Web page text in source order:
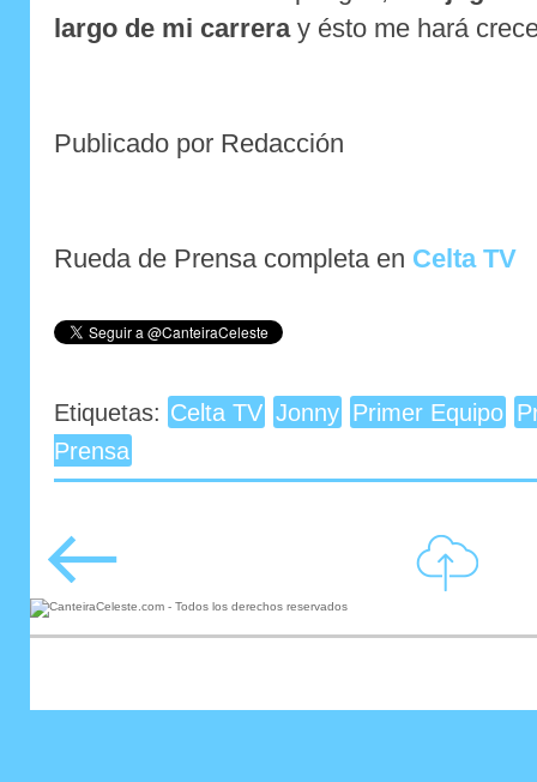
largo de mi carreray ésto me hará
Publicado por Redacción
Rueda de Prensa completa en Celta TV
Etiquetas: Celta TV Jonny Primer Equipo
Prensa